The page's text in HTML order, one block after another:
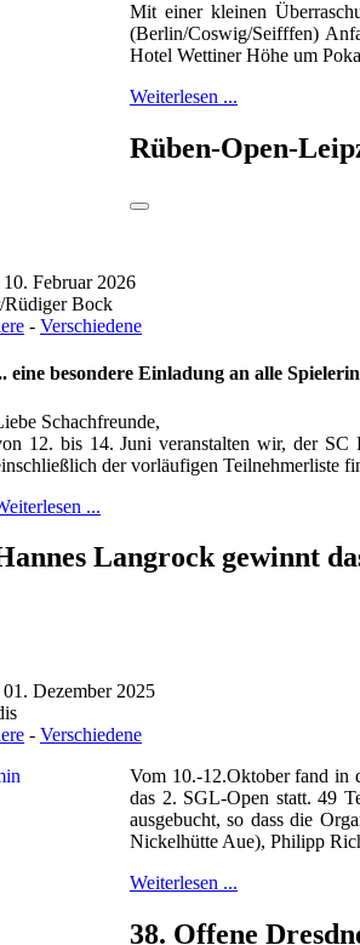
Mit einer kleinen
(Berlin/Coswig/Seifffen)
Hotel Wettiner Höhe um
Weiterlesen ...
Rüben-Open-
Februar 2026
Rüdiger Bock
- Verschiedene
eine besondere Einladung an alle
Schachfreunde,
12. bis 14. Juni veranstalten wir, der
der vorläufigen Teilnehmerliste
...
Langrock gewinnt
Dezember 2025
- Verschiedene
Vom 10.-12.Oktober fand in
das 2. SGL-Open statt. 49
ausgebucht, so dass die
Nickelhütte Aue), Philipp
Weiterlesen ...
38. Offene